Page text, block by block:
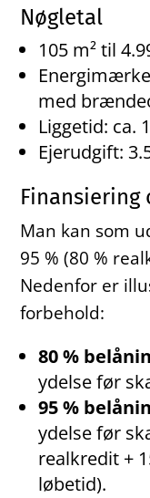
Nøgletal
105 m² til
med
Liggetid: ca.
Ejerudgift:
Finansiering
Man kan som
95 % (80 %
Nedenfor er
forbehold:
80 %
ydelse før
95 %
ydelse før
realkredit +
løbetid).